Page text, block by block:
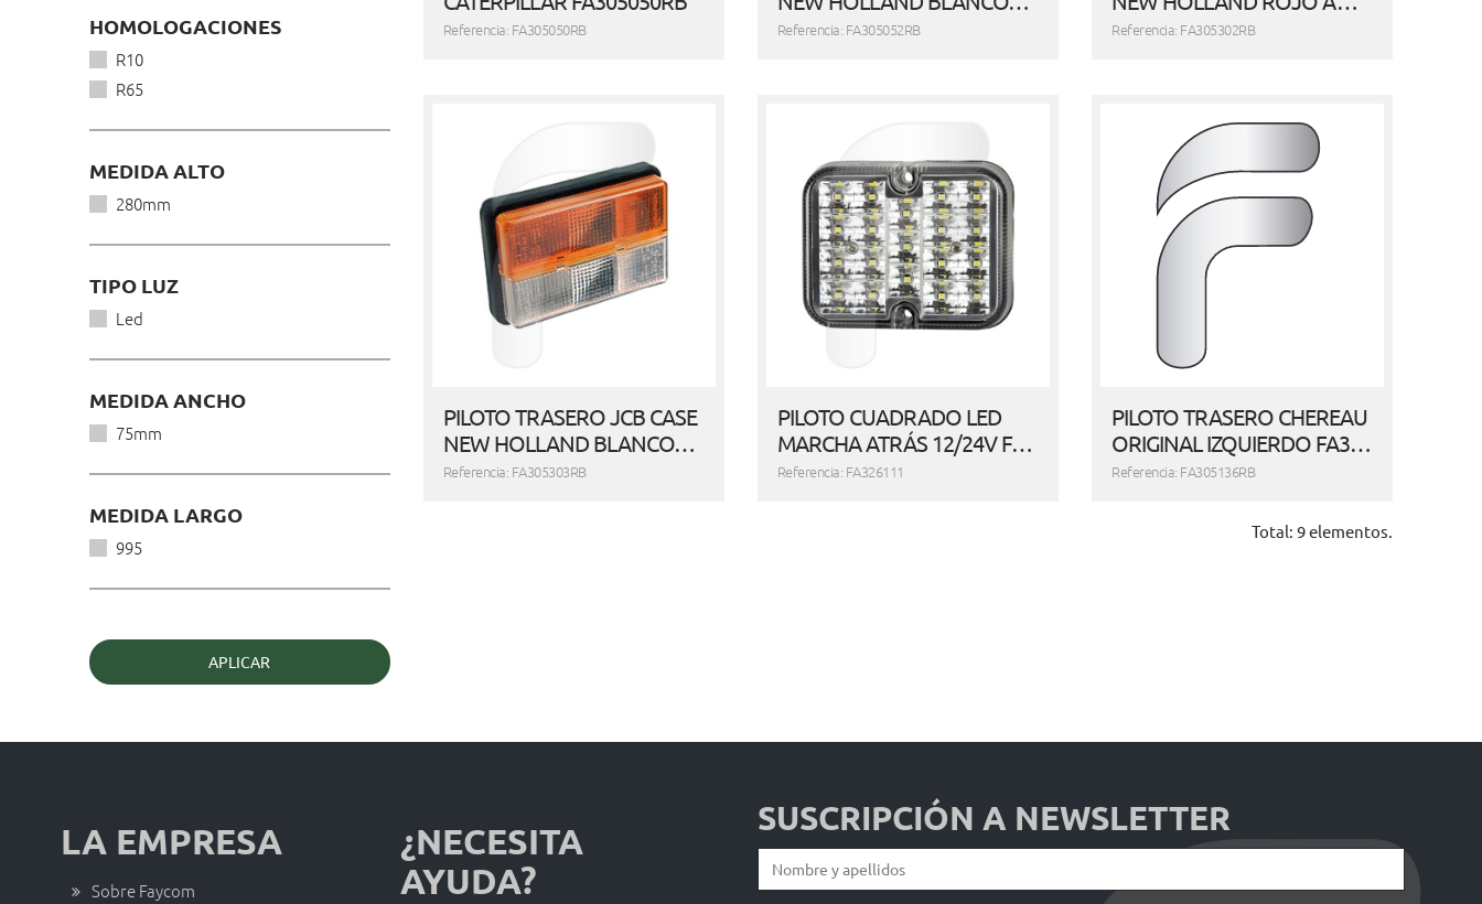
HOMOLOGACIONES
R10
R65
MEDIDA ALTO
280mm
TIPO LUZ
Led
MEDIDA ANCHO
75mm
MEDIDA LARGO
995
Referencia: FA305050RB Referencia: FA305052RB Referencia: FA305302RB
PILOTO TRASERO JCB CASE
NEW HOLLAND BLANCO…
Referencia: FA305303RB
PILOTO CUADRADO LED
MARCHA ATRÁS 12/24V F…
Referencia: FA326111
PILOTO TRASERO CHEREAU
ORIGINAL IZQUIERDO FA3…
Referencia: FA305136RB
Total: 9 elementos.
SUSCRIPCIÓN A NEWSLETTER
LA EMPRESA
Sobre Faycom
¿NECESITA
AYUDA?